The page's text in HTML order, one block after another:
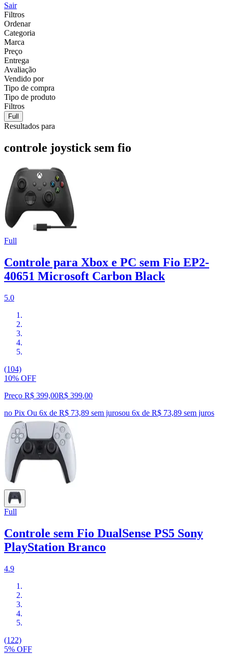
Sair
Filtros
Ordenar
Categoria
Marca
Preço
Entrega
Avaliação
Vendido por
Tipo de compra
Tipo de produto
Filtros
Full
Resultados para
controle joystick sem fio
Full
Controle para Xbox e PC sem Fio EP2-
40651 Microsoft Carbon Black
5.0
(104)
10% OFF
Preço R$ 399,00R$ 399,00
no Pix Ou 6x de R$ 73,89 sem jurosou 6x de R$ 73,89 sem juros
Full
Controle sem Fio DualSense PS5 Sony
PlayStation Branco
4.9
(122)
5% OFF